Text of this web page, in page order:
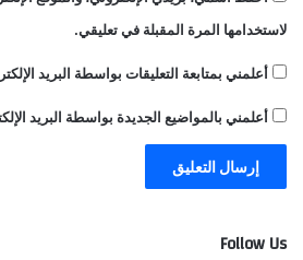
لاستخدامها المرة المقبلة في تعليقي.
أعلمني بمتابعة التعليقات بواسطة البريد
أعلمني بالمواضيع الجديدة بواسطة البريد
Follow Us